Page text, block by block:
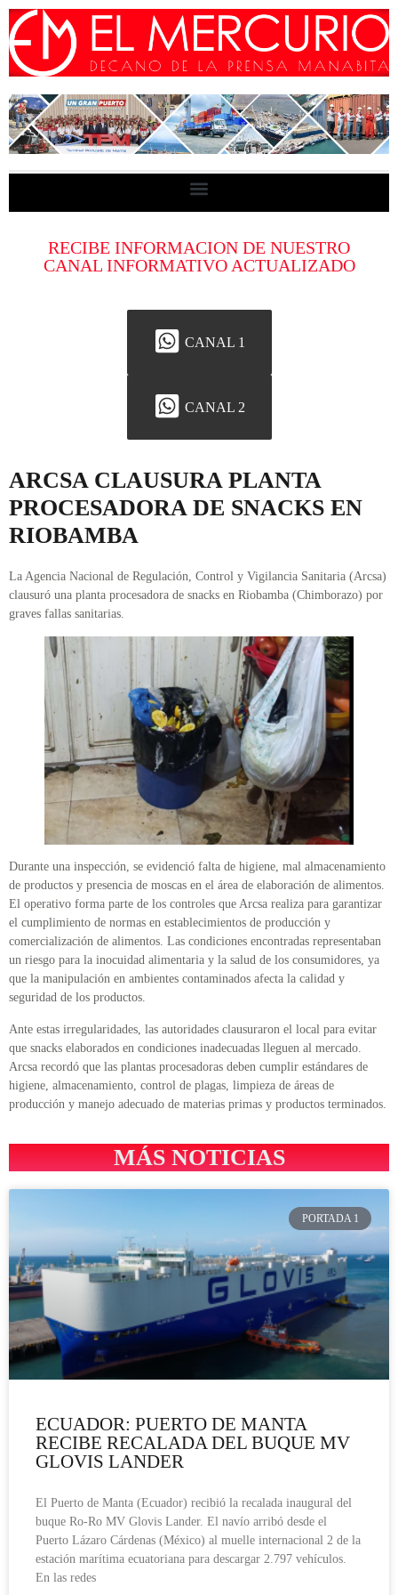
RECIBE INFORMACION DE NUESTRO
CANAL INFORMATIVO ACTUALIZADO
CANAL 1
CANAL 2
ARCSA CLAUSURA PLANTA
PROCESADORA DE SNACKS EN
RIOBAMBA
La Agencia Nacional de Regulación, Control y Vigilancia Sanitaria (Arcsa)
clausuró una planta procesadora de snacks en Riobamba (Chimborazo) por
graves fallas sanitarias.
Durante una inspección, se evidenció falta de higiene, mal almacenamiento
de productos y presencia de moscas en el área de elaboración de alimentos.
El operativo forma parte de los controles que Arcsa realiza para garantizar
el cumplimiento de normas en establecimientos de producción y
comercialización de alimentos. Las condiciones encontradas representaban
un riesgo para la inocuidad alimentaria y la salud de los consumidores, ya
que la manipulación en ambientes contaminados afecta la calidad y
seguridad de los productos.
Ante estas irregularidades, las autoridades clausuraron el local para evitar
que snacks elaborados en condiciones inadecuadas lleguen al mercado.
Arcsa recordó que las plantas procesadoras deben cumplir estándares de
higiene, almacenamiento, control de plagas, limpieza de áreas de
producción y manejo adecuado de materias primas y productos terminados.
MÁS NOTICIAS
PORTADA 1
ECUADOR: PUERTO DE MANTA
RECIBE RECALADA DEL BUQUE MV
GLOVIS LANDER
El Puerto de Manta (Ecuador) recibió la recalada inaugural del
buque Ro-Ro MV Glovis Lander. El navío arribó desde el
Puerto Lázaro Cárdenas (México) al muelle internacional 2 de la
estación marítima ecuatoriana para descargar 2.797 vehículos.
En las redes